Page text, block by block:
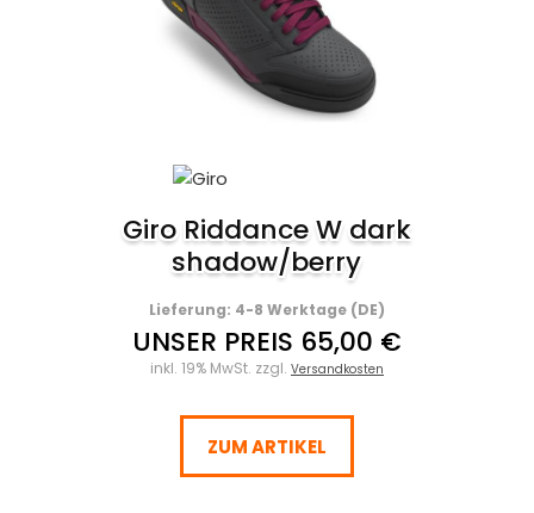
Giro Riddance W dark
shadow/berry
Lieferung: 4-8 Werktage (DE)
UNSER PREIS 65,00 €
inkl. 19% MwSt. zzgl. Versandkosten
ZUM ARTIKEL